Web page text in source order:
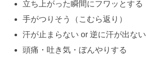
立ち上がった瞬間にフワッとする
手がつりそう（こむら返り）
汗が止まらない or 逆に汗が出ない
頭痛・吐き気・ぼんやりする